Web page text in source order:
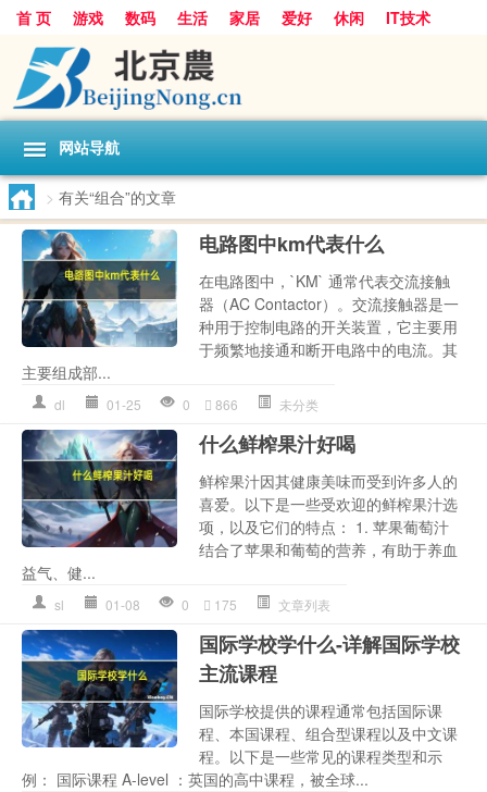
首 页 游戏 数码 生活 家居 爱好 休闲
IT技术
互联网
手机 购物
网站导航
> 有关“组合”的文章
电路图中km代表什么
在电路图中，`KM` 通常代表交流接触
器（AC Contactor）。交流接触器是一
种用于控制电路的开关装置，它主要用
于频繁地接通和断开电路中的电流。其
主要组成部...
dl 01-25 0 866 未分类
什么鲜榨果汁好喝
鲜榨果汁因其健康美味而受到许多人的
喜爱。以下是一些受欢迎的鲜榨果汁选
项，以及它们的特点： 1. 苹果葡萄汁
结合了苹果和葡萄的营养，有助于养血
益气、健...
sl 01-08 0 175 文章列表
国际学校学什么-详解国际学校
主流课程
国际学校提供的课程通常包括国际课
程、本国课程、组合型课程以及中文课
程。以下是一些常见的课程类型和示
例： 国际课程 A-level ：英国的高中课程，被全球...